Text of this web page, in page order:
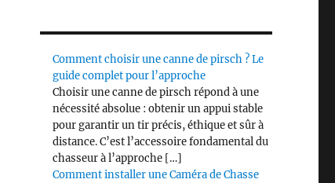
Comment choisir une canne de pirsch ? Le
guide complet pour l’approche
Choisir une canne de pirsch répond à une
nécessité absolue : obtenir un appui stable
pour garantir un tir précis, éthique et sûr à
distance. C’est l’accessoire fondamental du
chasseur à l’approche […]
Comment installer une Caméra de Chasse